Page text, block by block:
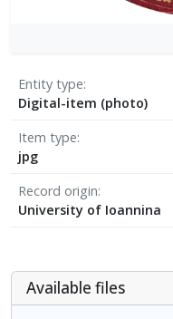
Entity type
Digital-item (photo)
Item type
jpg
Record origin
University of Ioannina
Αvailable files